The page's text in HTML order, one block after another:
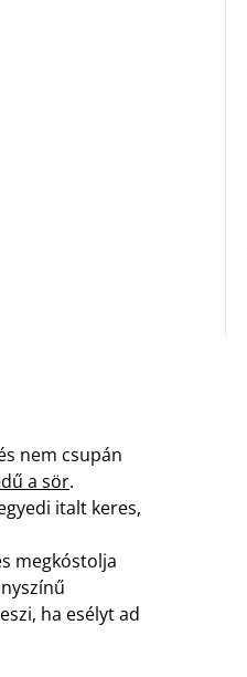
nem csupán
a sör.
italt keres,
megkóstolja
ha esélyt ad